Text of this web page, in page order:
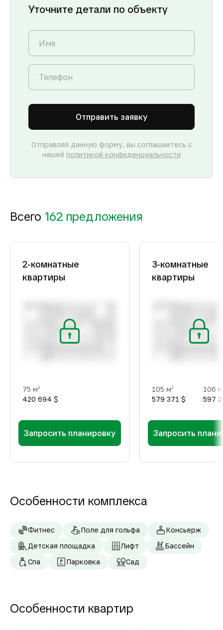
Уточните детали по объекту
Отправить заявку
Отправляя данную форму, вы соглашаетесь с
нашей политикой конфиденциальности
Всего 162 предложения
2-комнатные
квартиры
75 м2
420 694 $
Запросить планировку
3-комнатные
квартиры
105 м2
579 371 $
106 м
597
Запросить
Особенности комплекса
Фитнес Поле для гольфа
Консьерж
Детская площадка
Лифт
Бассейн
Спа
Парковка Сад
Особенности квартир